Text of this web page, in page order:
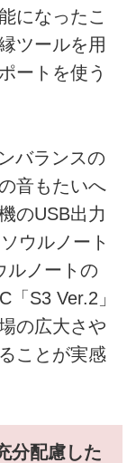
になったこ
ツールを用
ートを使う
バランスの
音もたいへ
のUSB出力
ウルノート
ルノートの
S3 Ver.2」
の広大さや
ことが実感
分配慮した